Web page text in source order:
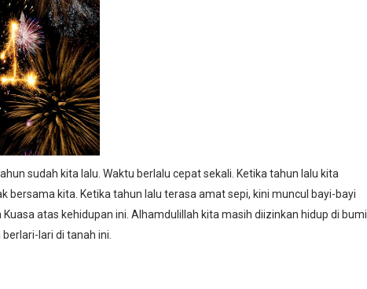
sudah kita lalu. Waktu berlalu cepat sekali. Ketika tahun lalu kita
bersama kita. Ketika tahun lalu terasa amat sepi, kini muncul bayi-bayi
atas kehidupan ini. Alhamdulillah kita masih diizinkan hidup di bumi
lari di tanah ini.